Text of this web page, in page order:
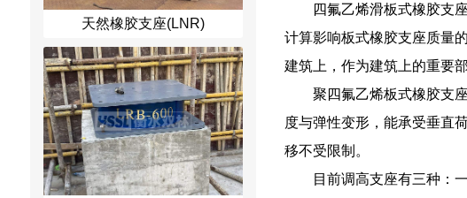
天然橡胶支座(LNR)
四氟乙烯滑板式橡胶支
计算影响板式橡胶支座质量
建筑上，作为建筑上的重要
聚四氟乙烯板式橡胶支
度与弹性变形，能承受垂直
移不受限制。
目前调高支座有三种：